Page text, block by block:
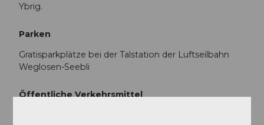
Ybrig.
Parken
Gratisparkplätze bei der Talstation der Luftseilbahn
Weglosen-Seebli
Öffentliche Verkehrsmittel